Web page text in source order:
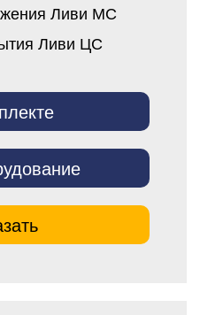
Ливи МС
Ливи ЦС